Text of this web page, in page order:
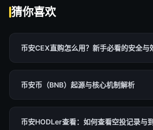
猜你喜欢
币安CEX直购怎么用？新手必看的安全与
币安币（BNB）起源与核心机制解析
币安HODLer查看：如何查看空投记录与